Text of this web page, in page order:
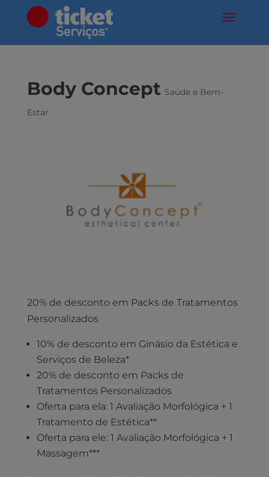
Body Concept Saúde e Bem-
Estar
20% de desconto em Packs de Tratamentos
Personalizados
10% de desconto em Ginásio da Estética e
Serviços de Beleza*
20% de desconto em Packs de
Tratamentos Personalizados
Oferta para ela: 1 Avaliação Morfológica + 1
Tratamento de Estética**
Oferta para ele: 1 Avaliação Morfológica + 1
Massagem***